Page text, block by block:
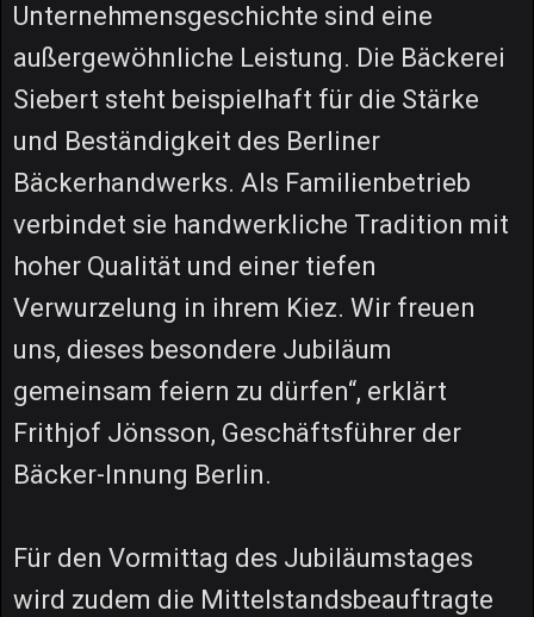
Unternehmensgeschichte sind eine
außergewöhnliche Leistung. Die Bäckerei
Siebert steht beispielhaft für die Stärke
und Beständigkeit des Berliner
Bäckerhandwerks. Als Familienbetrieb
verbindet sie handwerkliche Tradition mit
hoher Qualität und einer tiefen
Verwurzelung in ihrem Kiez. Wir freuen
uns, dieses besondere Jubiläum
gemeinsam feiern zu dürfen“, erklärt
Frithjof Jönsson, Geschäftsführer der
Bäcker-Innung Berlin.
Für den Vormittag des Jubiläumstages
wird zudem die Mittelstandsbeauftragte